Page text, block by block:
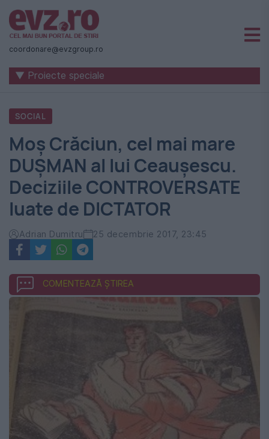
Știri
naționale
internaționale
România
-
Evenimentul
Zilei
coordonare@evzgroup.ro
▼ Proiecte speciale
SOCIAL
Moș Crăciun, cel mai mare
DUȘMAN al lui Ceaușescu.
Deciziile CONTROVERSATE
luate de DICTATOR
Adrian Dumitru 25 decembrie 2017, 23:45
COMENTEAZĂ ȘTIREA